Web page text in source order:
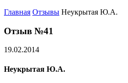
Главная Отзывы Неукрытая Ю.А.
Отзыв №41
19.02.2014
Неукрытая Ю.А.